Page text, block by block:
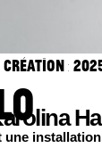
création :
une